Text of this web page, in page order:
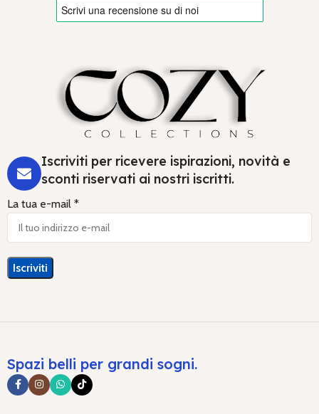
Iscriviti per ricevere ispirazioni, novità e
sconti riservati ai nostri iscritti.
La tua e-mail *
Spazi belli per grandi sogni.